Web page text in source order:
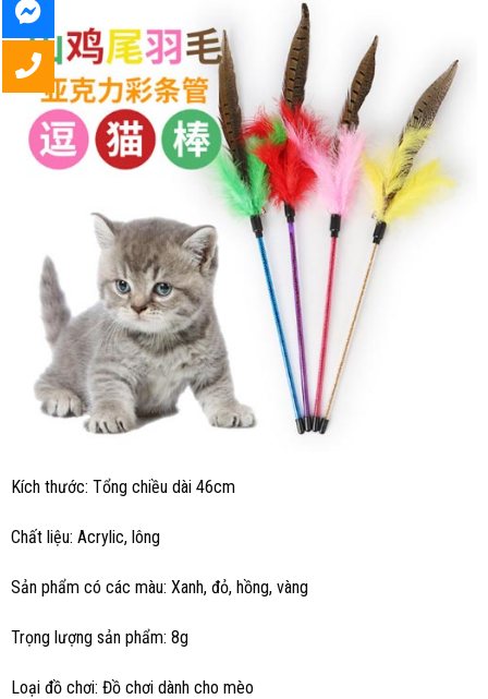
Kích thước: Tổng chiều dài 46cm
Chất liệu: Acrylic, lông
Sản phẩm có các màu: Xanh, đỏ, hồng, vàng
Trọng lượng sản phẩm: 8g
Loại đồ chơi: Đồ chơi dành cho mèo